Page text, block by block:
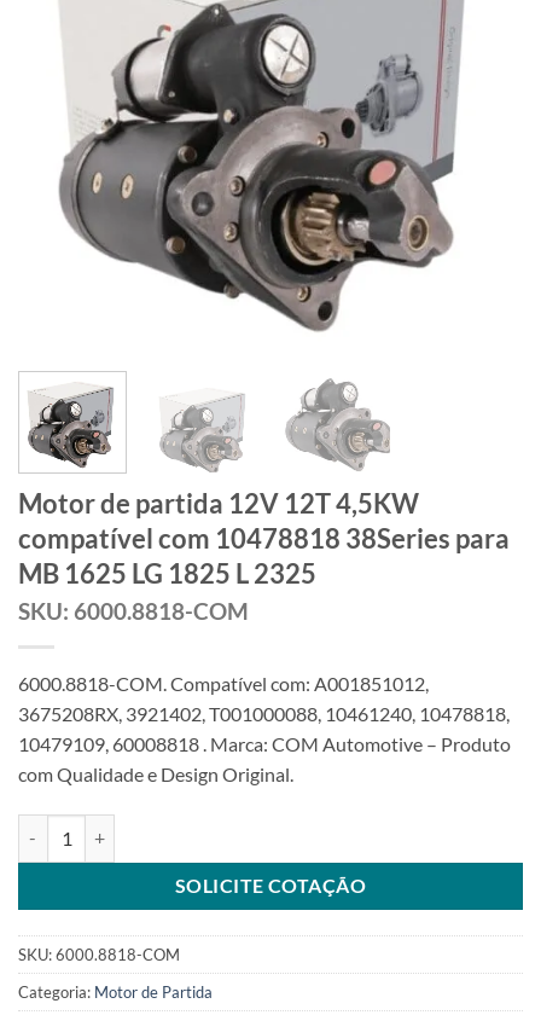
Motor de partida 12V 12T 4,5KW
compatível com 10478818 38Series para
MB 1625 LG 1825 L 2325
SKU: 6000.8818-COM
6000.8818-COM. Compatível com: A001851012,
3675208RX, 3921402, T001000088, 10461240, 10478818,
10479109, 60008818 . Marca: COM Automotive – Produto
com Qualidade e Design Original.
SOLICITE COTAÇÃO
SKU:6000.8818-COM
Categoria: Motor de Partida